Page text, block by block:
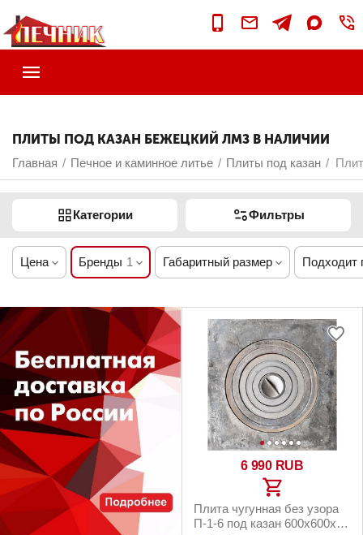
ПЛИТЫ ПОД КАЗАН БЕЖЕЦКИЙ ЛМЗ В НАЛИЧИИ
Главная / Печное и каминное литье / Плиты под казан /
Категории Фильтры
Цена Бренды 1 Габаритный размер Подходит
6 990 RUB
Плита чугунная без узора
П-1-6 под казан 600х600х18